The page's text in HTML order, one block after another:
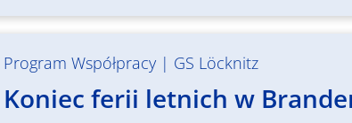
Program Współpracy| GS Löcknitz
Koniec ferii letnich w